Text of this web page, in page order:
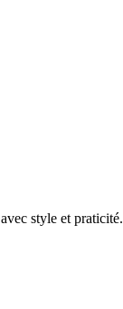
style et praticité.